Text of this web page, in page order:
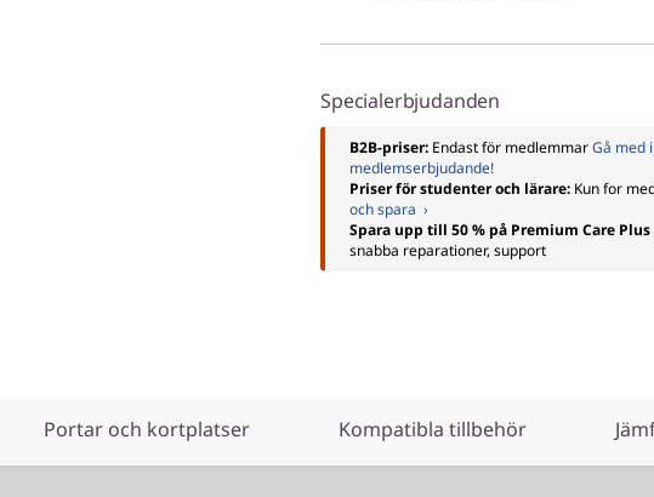
Specialerbjudanden
B2B-priser: Endast för medlemmarGå med
medlemserbjudande!
Priser för studenter och lärare: Kun for
och spara ›
Spara upp till 50 % på Premium Care Plus
snabba reparationer, support
Portar och kortplatser Kompatibla tillbehör